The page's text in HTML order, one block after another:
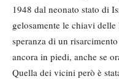
1948 dal neonato stato di
gelosamente le chiavi
speranza di un
ancora in piedi, anche se
Quella dei vicini però è